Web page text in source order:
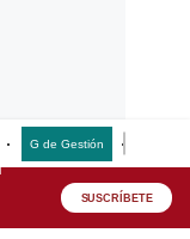
G de Gestión
SUSCRÍBETE